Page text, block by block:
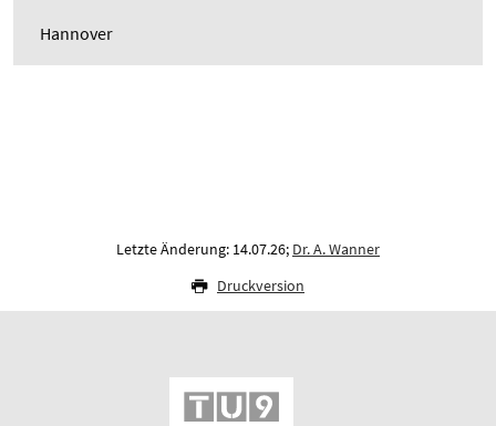
Hannover
Letzte Änderung: 14.07.26; Dr. A. Wanner
Druckversion